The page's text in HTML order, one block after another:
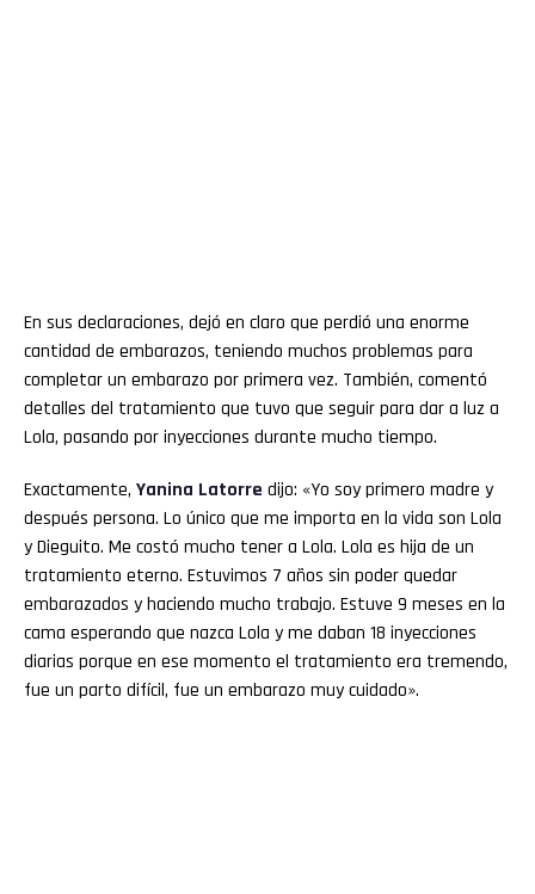
En sus declaraciones, dejó en claro que perdió una enorme
cantidad de embarazos, teniendo muchos problemas para
completar un embarazo por primera vez. También, comentó
detalles del tratamiento que tuvo que seguir para dar a luz a
Lola, pasando por inyecciones durante mucho tiempo.
Exactamente, Yanina Latorre dijo: «Yo soy primero madre y
después persona. Lo único que me importa en la vida son Lola
y Dieguito. Me costó mucho tener a Lola. Lola es hija de un
tratamiento eterno. Estuvimos 7 años sin poder quedar
embarazados y haciendo mucho trabajo. Estuve 9 meses en la
cama esperando que nazca Lola y me daban 18 inyecciones
diarias porque en ese momento el tratamiento era tremendo,
fue un parto difícil, fue un embarazo muy cuidado».